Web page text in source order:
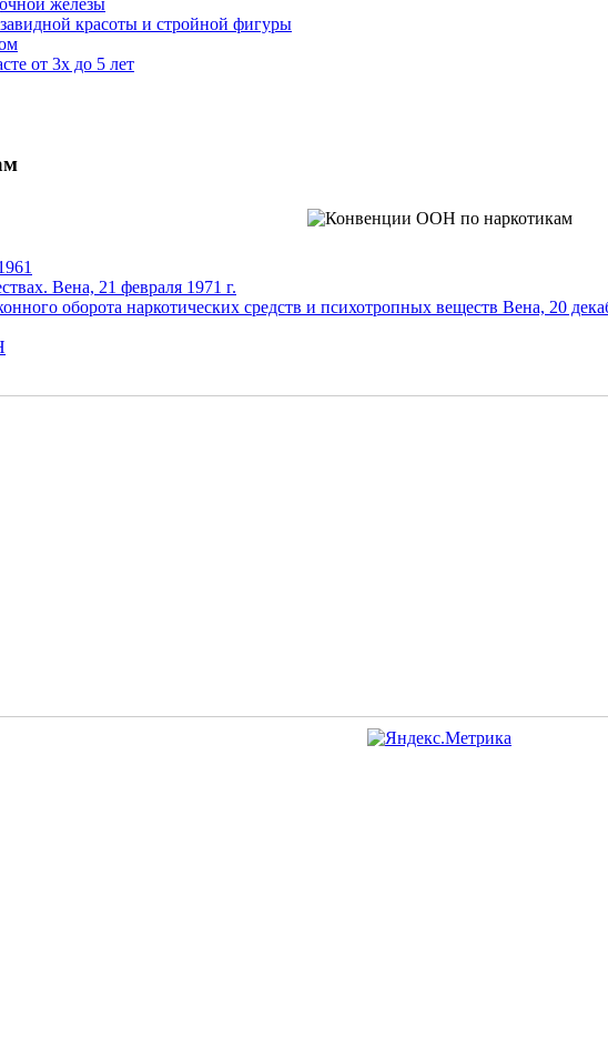
красоты и стройной фигуры
от 3х до 5 лет
Вена, 21 февраля 1971 г.
оборота наркотических средств и психотропных веществ Вена, 20